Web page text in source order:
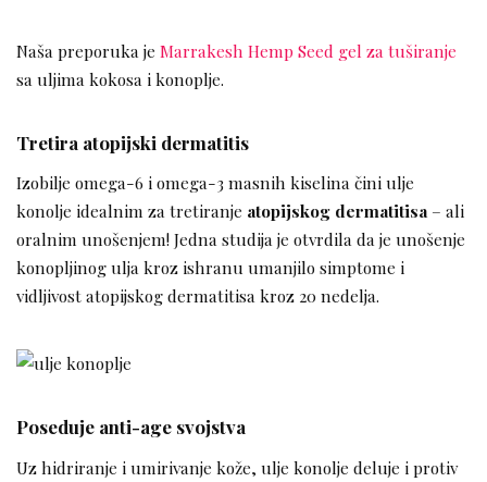
Naša preporuka je Marrakesh Hemp Seed gel za tuširanje
sa uljima kokosa i konoplje.
Tretira atopijski dermatitis
Izobilje omega-6 i omega-3 masnih kiselina čini ulje
konolje idealnim za tretiranje atopijskog dermatitisa – ali
oralnim unošenjem! Jedna studija je otvrdila da je unošenje
konopljinog ulja kroz ishranu umanjilo simptome i
vidljivost atopijskog dermatitisa kroz 20 nedelja.
Poseduje anti-age svojstva
Uz hidriranje i umirivanje kože, ulje konolje deluje i protiv